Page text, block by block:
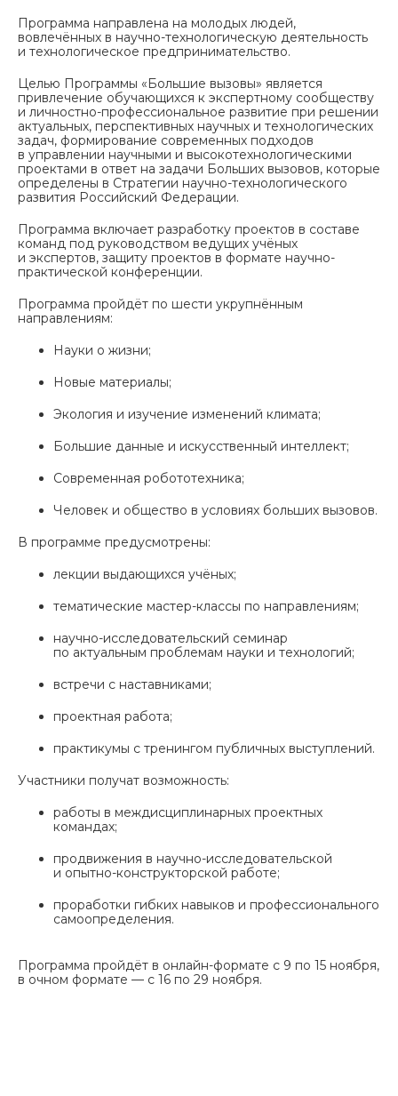
Программа направлена на молодых людей,
вовлечённых в научно-технологическую деятельность
и технологическое предпринимательство.
Целью Программы «Большие вызовы» является
привлечение обучающихся к экспертному сообществу
и личностно-профессиональное развитие при решении
актуальных, перспективных научных и технологических
задач, формирование современных подходов
в управлении научными и высокотехнологическими
проектами в ответ на задачи Больших вызовов, которые
определены в Стратегии научно-технологического
развития Российский Федерации.
Программа включает разработку проектов в составе
команд под руководством ведущих учёных
и экспертов, защиту проектов в формате научно-
практической конференции.
Программа пройдёт по шести укрупнённым
направлениям:
Науки о жизни;
Новые материалы;
Экология и изучение изменений климата;
Большие данные и искусственный интеллект;
Современная робототехника;
Человек и общество в условиях больших вызовов.
В программе предусмотрены:
лекции выдающихся учёных;
тематические мастер-классы по направлениям;
научно-исследовательский семинар
по актуальным проблемам науки и технологий;
встречи с наставниками;
проектная работа;
практикумы с тренингом публичных выступлений.
Участники получат возможность:
работы в междисциплинарных проектных
командах;
продвижения в научно-исследовательской
и опытно-конструкторской работе;
проработки гибких навыков и профессионального
самоопределения.
Программа пройдёт в онлайн-формате с 9 по 15 ноября,
в очном формате — с 16 по 29 ноября.